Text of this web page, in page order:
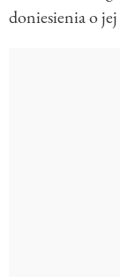
doniesienia o